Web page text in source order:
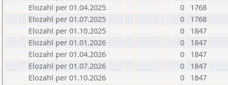
Elozahl per 01.04.2025
0
1768
Elozahl per 01.07.2025
0
1768
Elozahl per 01.10.2025
0
1847
Elozahl per 01.01.2026
0
1847
Elozahl per 01.04.2026
0
1847
Elozahl per 01.07.2026
0
1847
Elozahl per 01.10.2026
0 1847